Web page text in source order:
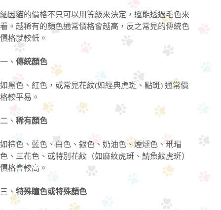
緬因貓的價格不只可以用等級來決定，還能透過毛色來
看。越稀有的顏色通常價格會越高，反之常見的傳統色
價格就較低。
一、 傳統顏色
如黑色、紅色，或常見花紋(如經典虎斑、點斑) 通常價
格較平易。
二、 稀有顏色
如棕色、藍色、白色、銀色、奶油色、煙燻色、玳瑁
色、三花色、或特別花紋（如麻紋虎斑、鯖魚紋虎斑）
價格會較高。
三、特殊瞳色或特殊顏色